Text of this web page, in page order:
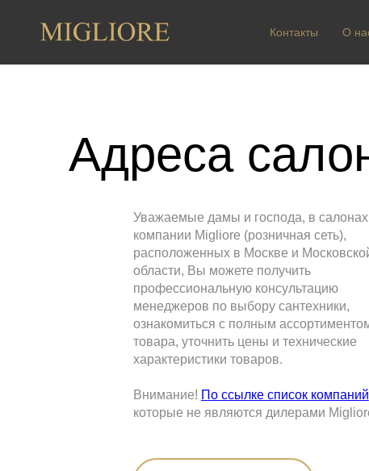
Контакты О
Адреса
Уважаемые дамы и господа, в салонах
компании Migliore (розничная сеть),
расположенных в Москве и
области, Вы можете получить
профессиональную консультацию
менеджеров по выбору сантехники,
ознакомиться с полным
товара, уточнить цены и технические
характеристики товаров.
Внимание! По ссылке список компаний
которые не являются дилерами